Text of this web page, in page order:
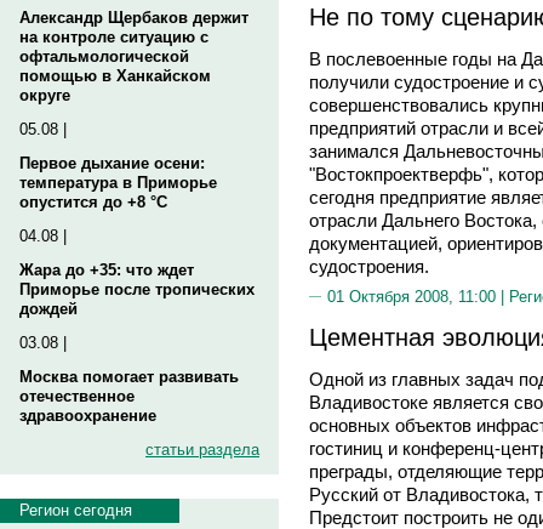
Александр Щербаков держит
на контроле ситуацию с
офтальмологической
помощью в Ханкайском
округе
05.08 |
Первое дыхание осени:
температура в Приморье
опустится до +8 °C
04.08 |
Жара до +35: что ждет
Приморье после тропических
дождей
03.08 |
Москва помогает развивать
отечественное
здравоохранение
статьи раздела
Регион сегодня
Не по тому
В послевоенные годы на
получили судостроение и
совершенствовались
предприятий отрасли и
занимался
"Востокпроектверфь",
сегодня предприятие
отрасли Дальнего
документацией,
судостроения.
01 Октября 2008, 11:00 |
Цементная
Одной из главных задач
Владивостоке является
основных объектов
гостиниц и конференц-
преграды, отделяющие
Русский от Владивостока,
Предстоит построить не